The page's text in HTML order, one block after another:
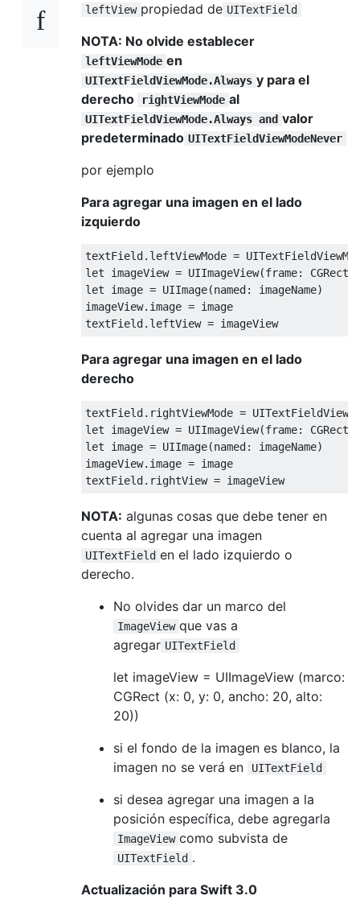
leftView propiedad de UITextField
NOTA: No olvide establecer
leftViewMode en
UITextFieldViewMode.Always y para el
derecho
rightViewMode al
UITextFieldViewMode.Always and valor
predeterminado UITextFieldViewModeNever
por ejemplo
Para agregar una imagen en el lado
izquierdo
textField . leftViewMode =
let imageView = UIImageView(frame: CGRect
let image = UIImage(named : imageName)
imageView. image = image
textField . leftView = imageView
Para agregar una imagen en el lado
derecho
textField . rightViewMode =
let imageView = UIImageView(frame: CGRect
let image = UIImage(named : imageName)
imageView. image = image
textField . rightView = imageView
NOTA: algunas cosas que debe tener en
cuenta al agregar una imagen
UITextField en el lado izquierdo o
derecho.
No olvides dar un marco del
ImageView que vas a
agregar UITextField
let imageView = UIImageView (marco:
CGRect (x: 0, y: 0, ancho: 20, alto:
20))
si el fondo de la imagen es blanco, la
imagen no se verá en
UITextField
si desea agregar una imagen a la
posición específica, debe agregarla
ImageView como subvista de
UITextField .
Actualización para Swift 3.0